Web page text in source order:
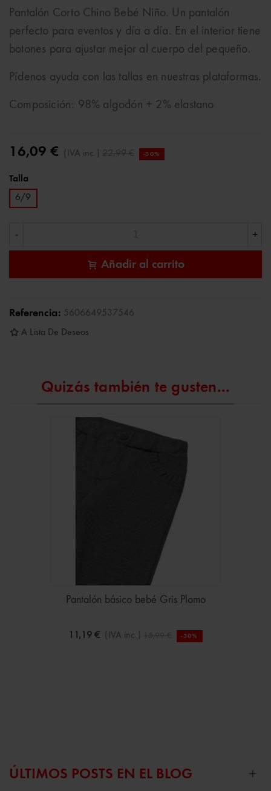
Pantalón Corto Chino Bebé Niño. Un pantalón
perfecto para eventos y día a día. En el interior tiene
botones para ajustar mejor al cuerpo del pequeño.
Pídenos ayuda con las tallas en nuestras plataformas.
Composición: 98% algodón + 2% elastano
16,09 € (IVA inc.) 22,99 € -30%
Talla
6/9
- +
Añadir al carrito
Referencia: 5606649537546
A Lista De Deseos
Quizás también te gusten...
Pantalón básico bebé Gris Plomo
11,19 € (IVA inc.) 15,99 € -30%
ÚLTIMOS POSTS EN EL BLOG